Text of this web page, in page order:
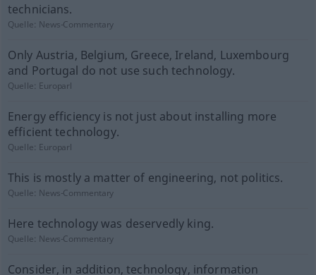
technicians.
Quelle: News-Commentary
Only Austria, Belgium, Greece, Ireland, Luxembourg
and Portugal do not use such technology.
Quelle: Europarl
Energy efficiency is not just about installing more
efficient technology.
Quelle: Europarl
This is mostly a matter of engineering, not politics.
Quelle: News-Commentary
Here technology was deservedly king.
Quelle: News-Commentary
Consider, in addition, technology, information